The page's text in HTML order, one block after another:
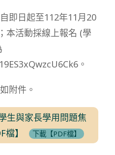
即日起至112年11月20
本活動採線上報名 (學
。
附件。
生與家長學用問題焦
】
下載【PDF檔】